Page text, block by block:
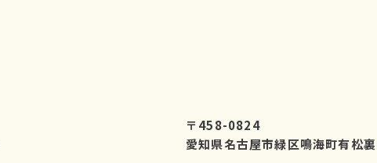
〒458-0824
愛知県名古屋市緑区鳴海町有松